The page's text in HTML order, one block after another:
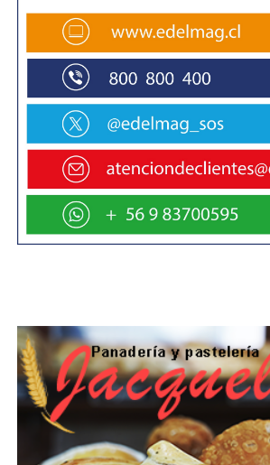
trimestre móvil del año anterior.
La cantidad de Ocupados aumentó
posicionando a la región en primer
lugar, en orden descendente, respecto
fluctuaciones es»madas para las
en el período de análisis.